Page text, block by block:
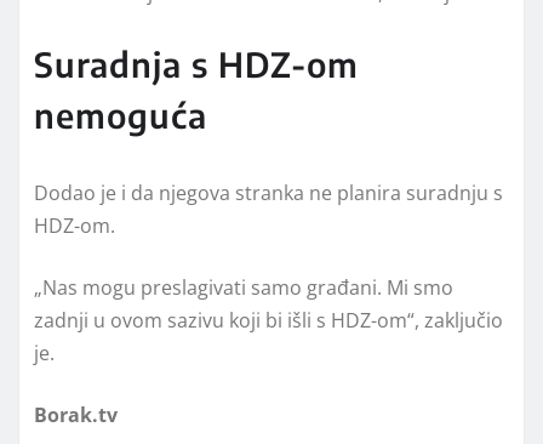
Suradnja s HDZ-om
nemoguća
Dodao je i da njegova stranka ne planira suradnju s
HDZ-om.
„Nas mogu preslagivati samo građani. Mi smo
zadnji u ovom sazivu koji bi išli s HDZ-om“, zaključio
je.
Borak.tv